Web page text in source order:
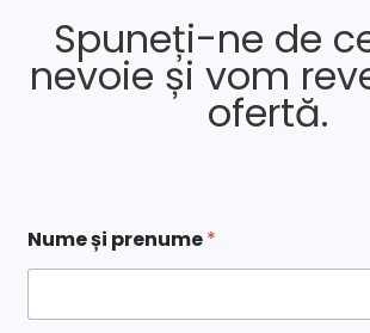
Spuneți-ne de
nevoie și vom
ofertă.
Nume și prenume*